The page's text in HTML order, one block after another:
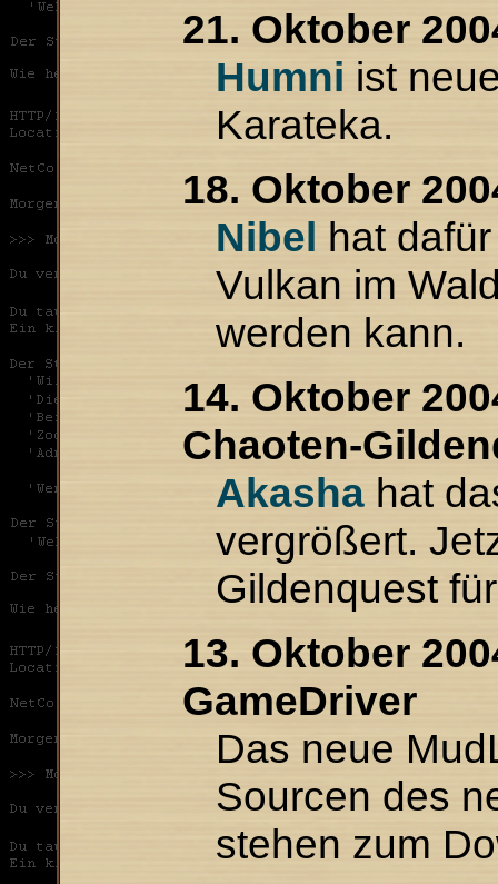
21. Oktober
Humni ist
Karateka.
18. Oktober
Nibel hat
Vulkan im
werden kann.
14. Oktober
Chaoten-
Akasha hat
vergrößert.
Gildenquest
13. Oktober
GameDriver
Das neue
Sourcen des
stehen zum